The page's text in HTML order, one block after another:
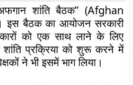
शांति बैठक” (Afghan
इस बैठक का आयोजन सरकारी
को एक साथ लाने के लिए
शांति प्रक्रिया को शुरू करने में
ने भी इसमें भाग लिया।